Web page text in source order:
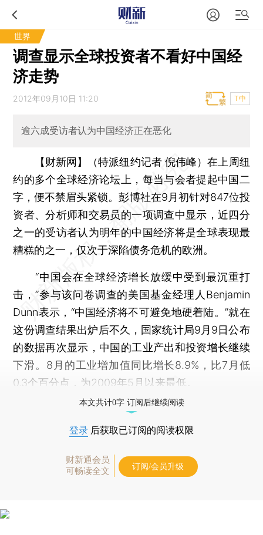
世界
调查显示全球投资者不看好中国经
济走势
2012年09月10日 11:20 T中
逾六成受访者认为中国经济正在恶化
【财新网】（特派纽约记者 倪伟峰）在上周纽
约的多个全球经济论坛上，每当与会者提起中国二
字，便不禁眉头紧锁。彭博社在9月初针对847位投
资者、分析师和交易员的一项调查中显示，近四分
之一的受访者认为明年的中国经济将是全球表现最
糟糕的之一，仅次于深陷债务危机的欧洲。
“中国会在全球经济增长放缓中受到最沉重打
击，”参与该问卷调查的美国基金经理人Benjamin
Dunn表示，“中国经济将不可避免地硬着陆。”就在
这份调查结果出炉后不久，国家统计局9月9日公布
的数据再次显示，中国的工业产出和投资增长继续
下滑。8月的工业增加值同比增长8.9%，比7月低
0.3个百分点，为2009年5月以来最低。
本文共计0字 订阅后继续阅读
登录 后获取已订阅的阅读权限
财新通会员
可畅读全文
订阅/会员升级